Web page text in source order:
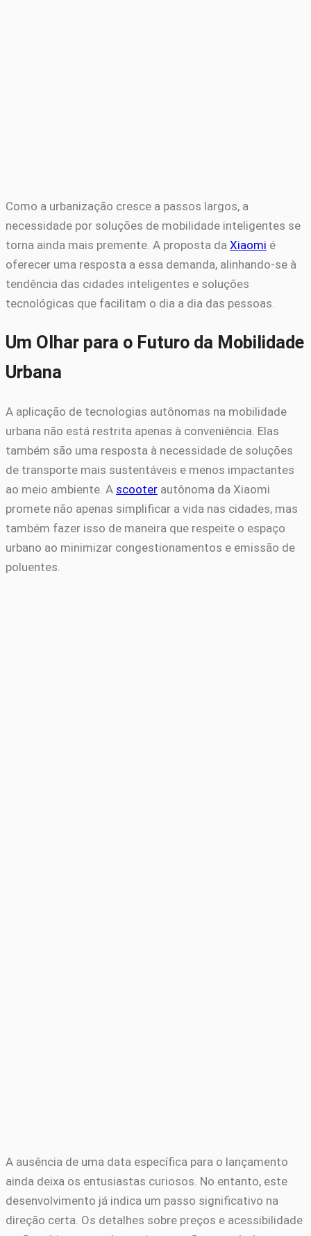
Como a urbanização cresce a passos largos, a
necessidade por soluções de mobilidade inteligentes se
torna ainda mais premente. A proposta da Xiaomi é
oferecer uma resposta a essa demanda, alinhando-se à
tendência das cidades inteligentes e soluções
tecnológicas que facilitam o dia a dia das pessoas.
Um Olhar para o Futuro da Mobilidade
Urbana
A aplicação de tecnologias autônomas na mobilidade
urbana não está restrita apenas à conveniência. Elas
também são uma resposta à necessidade de soluções
de transporte mais sustentáveis e menos impactantes
ao meio ambiente. A scooter autônoma da Xiaomi
promete não apenas simplificar a vida nas cidades, mas
também fazer isso de maneira que respeite o espaço
urbano ao minimizar congestionamentos e emissão de
poluentes.
A ausência de uma data específica para o lançamento
ainda deixa os entusiastas curiosos. No entanto, este
desenvolvimento já indica um passo significativo na
direção certa. Os detalhes sobre preços e acessibilidade